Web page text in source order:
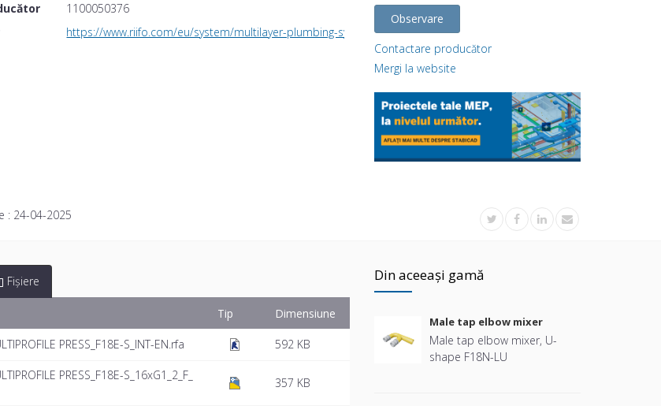
1100050376
https://www.riifo.com/eu/system/multilayer-plumbing-system/
Observare
Contactare producător
Mergi la website
: 24-04-2025
Fișiere
Tip Dimensiune
PRESS_F18E-S_INT-EN.rfa 592 KB
PRESS_F18E-S_16xG1_2_F_
357 KB
Din aceeași gamă
Male tap elbow mixer
Male tap elbow mixer, U-
shape F18N-LU